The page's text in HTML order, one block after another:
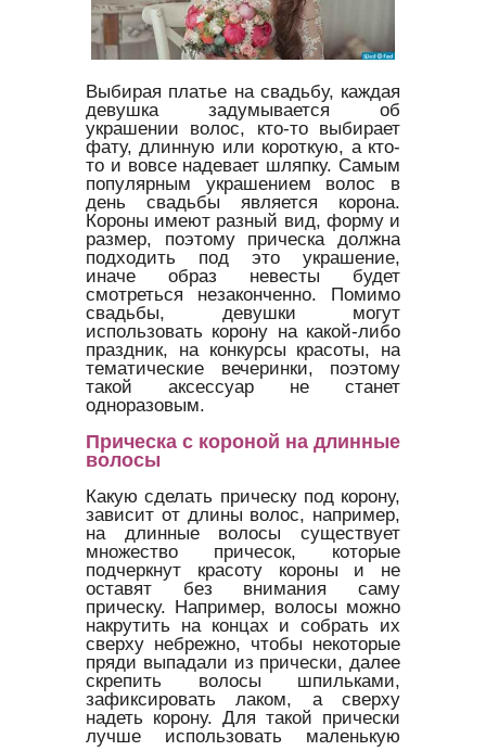
Выбирая платье на свадьбу, каждая
девушка задумывается об
украшении волос, кто-то выбирает
фату, длинную или короткую, а кто-
то и вовсе надевает шляпку. Самым
популярным украшением волос в
день свадьбы является корона.
Короны имеют разный вид, форму и
размер, поэтому прическа должна
подходить под это украшение,
иначе образ невесты будет
смотреться незаконченно. Помимо
свадьбы, девушки могут
использовать корону на какой-либо
праздник, на конкурсы красоты, на
тематические вечеринки, поэтому
такой аксессуар не станет
одноразовым.
Прическа с короной на длинные
волосы
Какую сделать прическу под корону,
зависит от длины волос, например,
на длинные волосы существует
множество причесок, которые
подчеркнут красоту короны и не
оставят без внимания саму
прическу. Например, волосы можно
накрутить на концах и собрать их
сверху небрежно, чтобы некоторые
пряди выпадали из прически, далее
скрепить волосы шпильками,
зафиксировать лаком, а сверху
надеть корону. Для такой прически
лучше использовать маленькую